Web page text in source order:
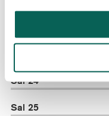
Sal 24
Sal 25